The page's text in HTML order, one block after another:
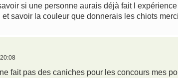
si une personne aurais déjà fait l
savoir la couleur que donnerais les chiots
fait pas des caniches pour les concours mes